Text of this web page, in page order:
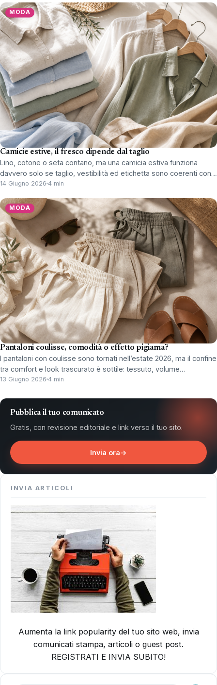
MODA
Camicie estive, il fresco dipende dal taglio
Lino, cotone o seta contano, ma una camicia estiva funziona
davvero solo se taglio, vestibilità ed etichetta sono coerenti con…
14 Giugno 2026 4 min
MODA
Pantaloni coulisse, comodità o effetto pigiama?
I pantaloni con coulisse sono tornati nell’estate 2026, ma il confine
tra comfort e look trascurato è sottile: tessuto, volume…
13 Giugno 2026 4 min
Pubblica il tuo comunicato
Gratis, con revisione editoriale e link verso il tuo sito.
Invia ora→
INVIA ARTICOLI
Aumenta la link popularity del tuo sito web, invia
comunicati stampa, articoli o guest post.
REGISTRATI E INVIA SUBITO!